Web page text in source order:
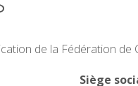
de la Fédération de
Siège